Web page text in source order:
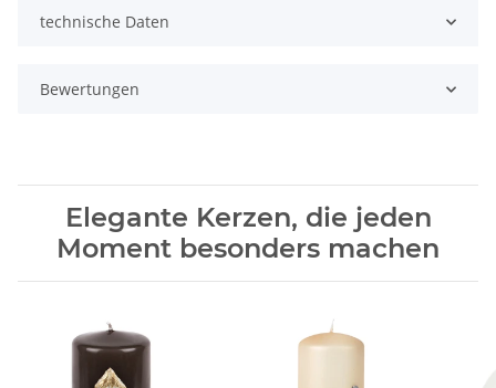
technische Daten
Bewertungen
Elegante Kerzen, die jeden
Moment besonders machen